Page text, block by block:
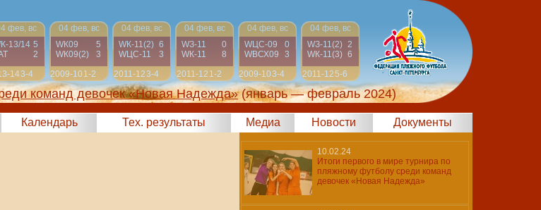
фев, вс
13/14 5
2
143-4
04 фев, вс
WК09
5
WК09(2)
3
2009-10 1-2
04 фев, вс
WК-11(2) 6
WЦС-11
3
2011-123-4
04 фев, вс
WЗ-11
0
WК-11
8
2011-12 1-2
04 фев, вс
WЦС-09
0
WВСХ09
3
2009-103-4
04 фев, вс
WЗ-11(2) 2
WК-11(3) 6
2011-125-6
команд девочек «Новая Надежда» (январь — февраль 2024)
Календарь Тех. результаты Медиа Новости Документы
10.02.24
Итоги первого в мире турнира по
пляжному футболу среди команд
девочек «Новая Надежда»